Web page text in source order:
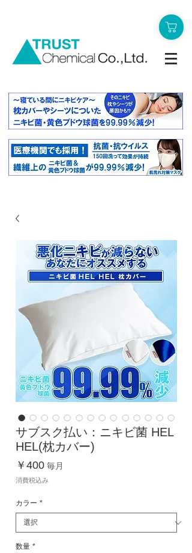
サブスク払い：ニキビ菌 HEL
HEL(枕カバー)
￥400価
格
毎月
消費税込み
カラー *
数量 *